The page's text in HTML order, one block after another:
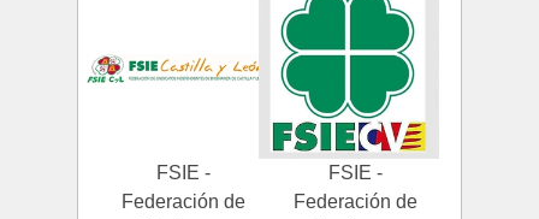
FSIE -
Federación de
FSIE -
Federación de